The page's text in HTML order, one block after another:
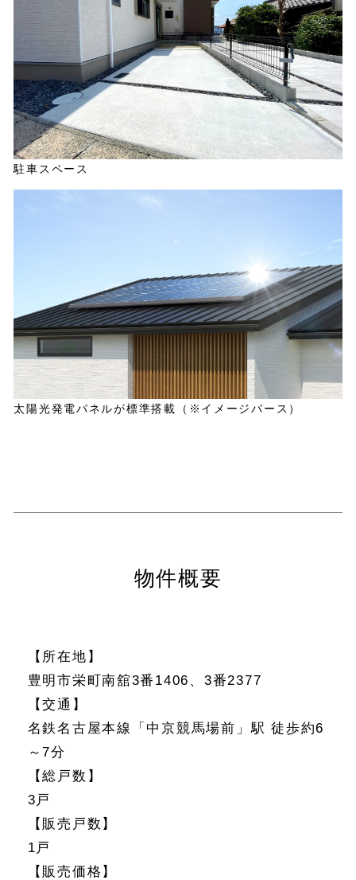
駐車スペース
太陽光発電パネルが標準搭載（※イメージパース）
物件概要
【所在地】
豊明市栄町南舘3番1406、3番2377
【交通】
名鉄名古屋本線「中京競馬場前」駅 徒歩約6
～7分
【総戸数】
3戸
【販売戸数】
1戸
【販売価格】